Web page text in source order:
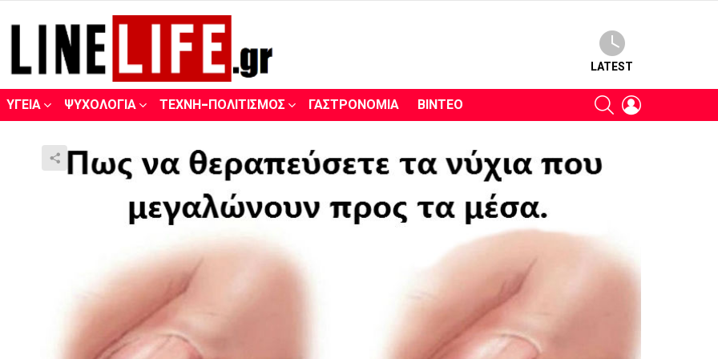
LATEST
ΥΓΕΊΑ ΨΥΧΟΛΟΓΊΑ ΤΈΧΝΗ-ΠΟΛΙΤΙΣΜΌΣ ΓΑΣΤΡΟΝΟΜΊΑ ΒΊΝΤΕΟ SEARCH